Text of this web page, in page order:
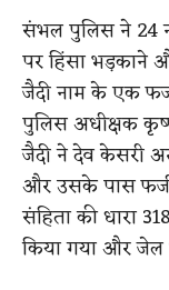
संभल पुलिस ने 24
पर हिंसा
जैदी नाम के एक
पुलिस अधीक्षक
जैदी ने देव केसरी
और उसके पास
संहिता की धारा
किया गया और जेल